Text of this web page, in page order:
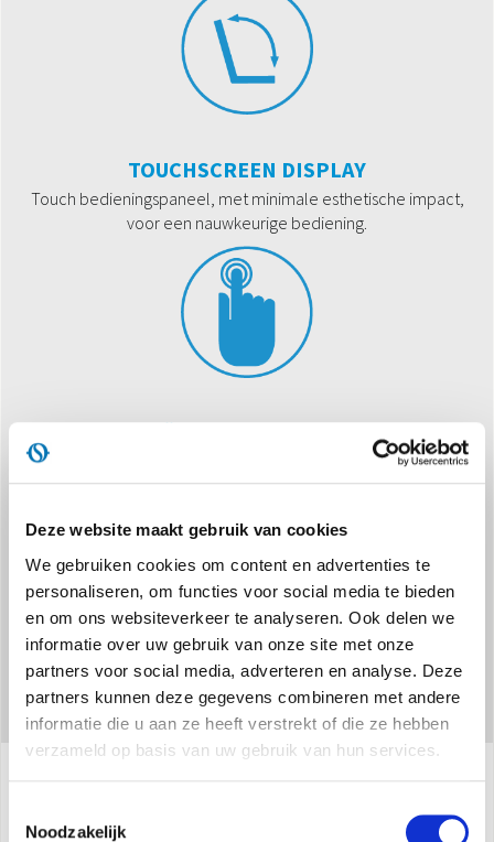
Deze website maakt gebruik van cookies
We gebruiken cookies om content en advertenties te
personaliseren, om functies voor social media te bieden
en om ons websiteverkeer te analyseren. Ook delen we
informatie over uw gebruik van onze site met onze
partners voor social media, adverteren en analyse. Deze
partners kunnen deze gegevens combineren met andere
informatie die u aan ze heeft verstrekt of die ze hebben
verzameld op basis van uw gebruik van hun services.
Noodzakelijk
TOUCHSCREEN DISPLAY
Touch bedieningspaneel, met minimale esthetische impact,
voor een nauwkeurige bediening.
GEÏNTEGREERDE WIFI
Door de app te downloaden kunt u de luchtontvochtiger vanaf
uw eigen smartphone bedienen, zelfs wanneer u onderweg
Specificaties